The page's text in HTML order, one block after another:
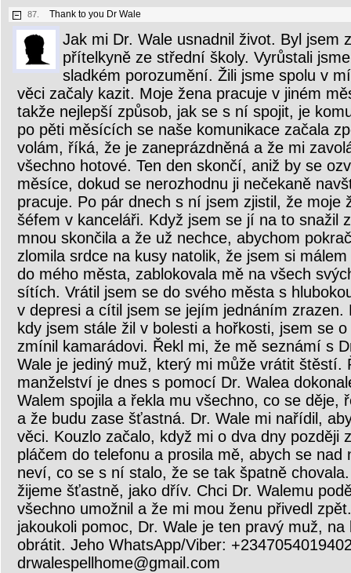
87. Thank to you Dr Wale
Jak mi Dr. Wale usnadnil život. Byl jsem
přítelkyně ze střední školy. Vyrůstali
sladkém porozumění. Žili jsme spolu v
věci začaly kazit. Moje žena pracuje v jiném
takže nejlepší způsob, jak se s ní spojit, je
po pěti měsících se naše komunikace začala
volám, říká, že je zaneprázdněná a že mi
všechno hotové. Ten den skončí, aniž by se
měsíce, dokud se nerozhodnu ji nečekaně
pracuje. Po pár dnech s ní jsem zjistil, že moje
šéfem v kanceláři. Když jsem se jí na to snažil
mnou skončila a že už nechce, abychom
zlomila srdce na kusy natolik, že jsem si
do mého města, zablokovala mě na všech
sítích. Vrátil jsem se do svého města s
v depresi a cítil jsem se jejím jednáním zrazen.
kdy jsem stále žil v bolesti a hořkosti, jsem se
zmínil kamarádovi. Řekl mi, že mě seznámí s
Wale je jediný muž, který mi může vrátit štěstí.
manželství je dnes s pomocí Dr. Walea
Walem spojila a řekla mu všechno, co se děje,
a že budu zase šťastná. Dr. Wale mi nařídil,
věci. Kouzlo začalo, když mi o dva dny později
pláčem do telefonu a prosila mě, abych se nad
neví, co se s ní stalo, že se tak špatně
žijeme šťastně, jako dřív. Chci Dr. Walemu
všechno umožnil a že mi mou ženu přivedl
jakoukoli pomoc, Dr. Wale je ten pravý muž,
obrátit. Jeho WhatsApp/Viber:
drwalespellhome@gmail.com